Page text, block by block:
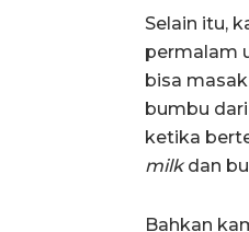
Selain itu,
permalam
bisa
bumbu
ketika
milkdan
Bahkan